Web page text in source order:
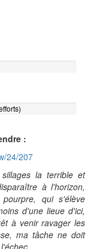
:
24/207
la terrible et
à l'horizon,
qui s'élève
d'une lieue d'ici,
à venir ravager les
ma tâche ne doit